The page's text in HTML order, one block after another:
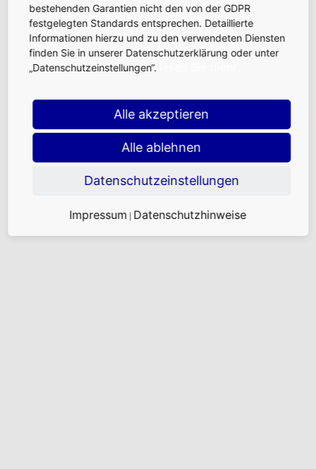
Durch die sogenannte Kletterschalung wiederholen
sich die Bauschritte auf jedem Stockwerk und gehen
so schneller voran.
bestehenden Garantien nicht den von der GDPR
festgelegten Standards entsprechen. Detaillierte
Informationen hierzu und zu den verwendeten Diensten
finden Sie in unserer Datenschutzerklärung oder unter
„Datenschutzeinstellungen“.
Alle akzeptieren
Alle ablehnen
Datenschutzeinstellungen
Impressum Datenschutzhinweise